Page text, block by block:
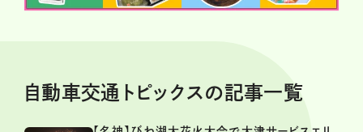
自動車交通トピックスの記事一覧